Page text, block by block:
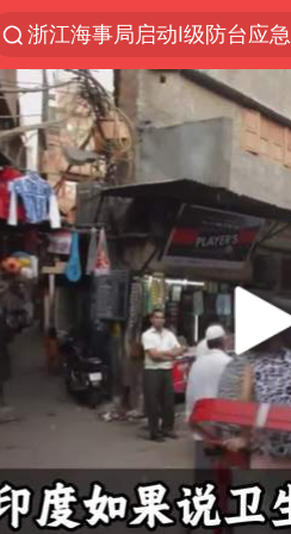
浙江海事局启动Ⅰ级防台应
“电影+”如何激发千亿级消
河南南阳低保户为何背上40
泰国初中生饮弹自尽前开了
预计“白海豚”明晚将在浙
用AI造出新病毒意味着什么
今年第二强台风将带来多大
美股创4月份以来最大单周
台风白海豚已进入24小时
台风白海豚登陆点缩圈
俄黑客称掌握北约直接参